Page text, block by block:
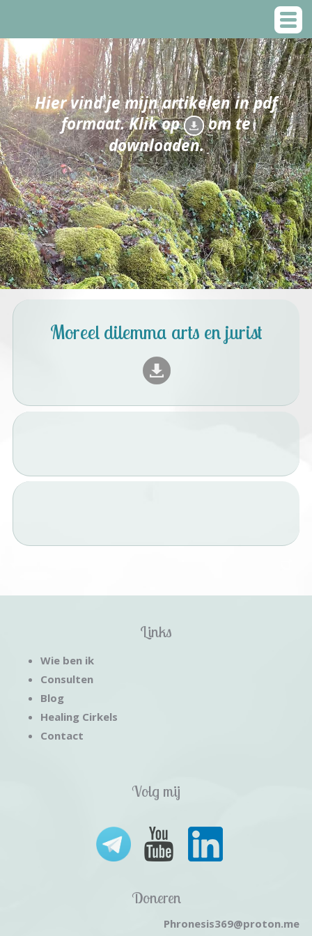
Hier vind je mijn artikelen in pdf
formaat. Klik op
om te
downloaden.
Moreel dilemma arts en jurist
Links
Wie ben ik
Consulten
Blog
Healing Cirkels
Contact
Volg mij
Doneren
Phronesis369@proton.me